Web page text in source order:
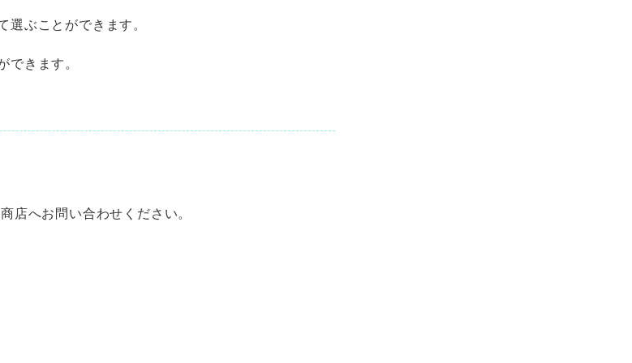
選ぶことができます。
できます。
店へお問い合わせください。